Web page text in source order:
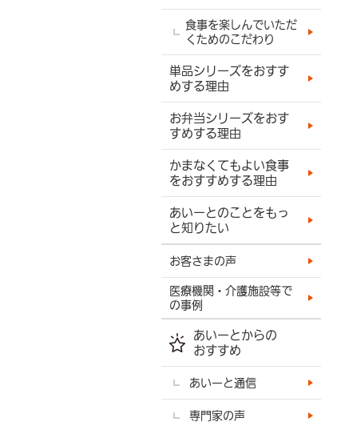
食事を楽しんでいただ
くためのこだわり
単品シリーズをおすす
めする理由
お弁当シリーズをおす
すめする理由
かまなくてもよい食事
をおすすめする理由
あいーとのことをもっ
と知りたい
お客さまの声
医療機関・介護施設等で
の事例
あいーとからの
おすすめ
あいーと通信
専門家の声